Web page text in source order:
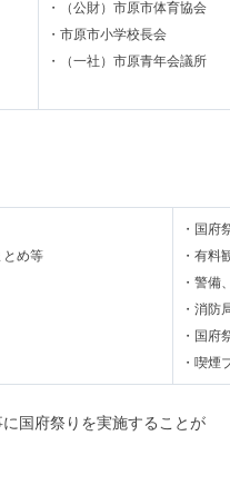
・（公財）市原市体育協会
・市原市小学校長会
・（一社）市原青年会議所
とめ等
・国府
・有料
・警備
・消防
・国府
・喫煙
国府祭りを実施することが